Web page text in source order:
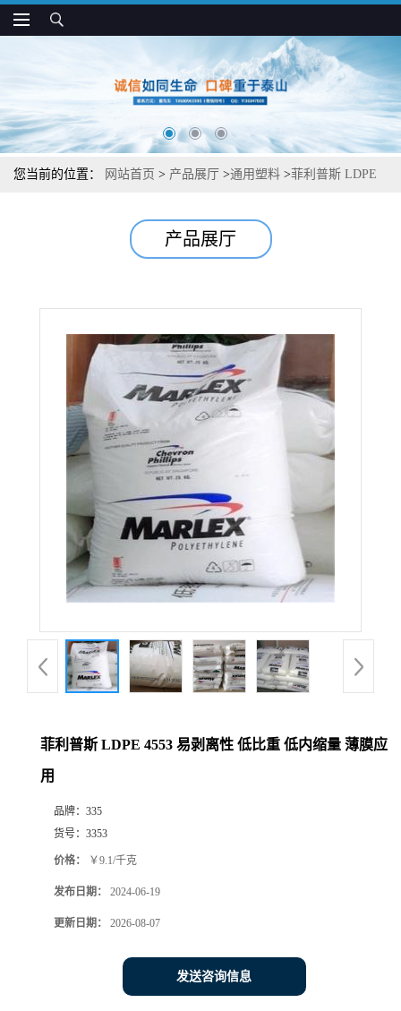
您当前的位置： 网站首页 > 产品展厅 >通用塑料 >菲利普斯 LDPE
产品展厅
菲利普斯 LDPE 4553 易剥离性 低比重 低内缩量 薄膜应
用
品牌： 335
货号： 3353
价格： ￥9.1/千克
发布日期： 2024-06-19
更新日期： 2026-08-07
发送咨询信息